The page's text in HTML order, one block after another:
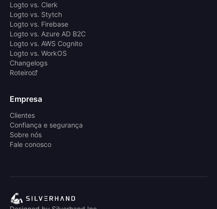
Logto vs. Clerk
Logto vs. Stytch
Logto vs. Firebase
Logto vs. Azure AD B2C
Logto vs. AWS Cognito
Logto vs. WorkOS
Changelogs
Roteiro
Empresa
Clientes
Confiança e segurança
Sobre nós
Fale conosco